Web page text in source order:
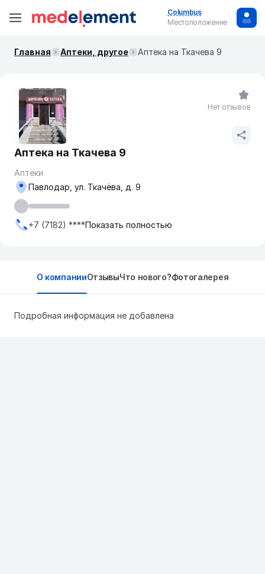
Columbus
Местоположение
Главная Аптеки, другое Аптека на Ткачева 9
Аптека на Ткачева 9
Аптеки
Павлодар, ул. Ткачёва, д. 9
+7 (7182) ****Показать полностью
Нет отзывов
О компанииОтзывыЧто нового?Фотогалерея
Подробная информация не добавлена